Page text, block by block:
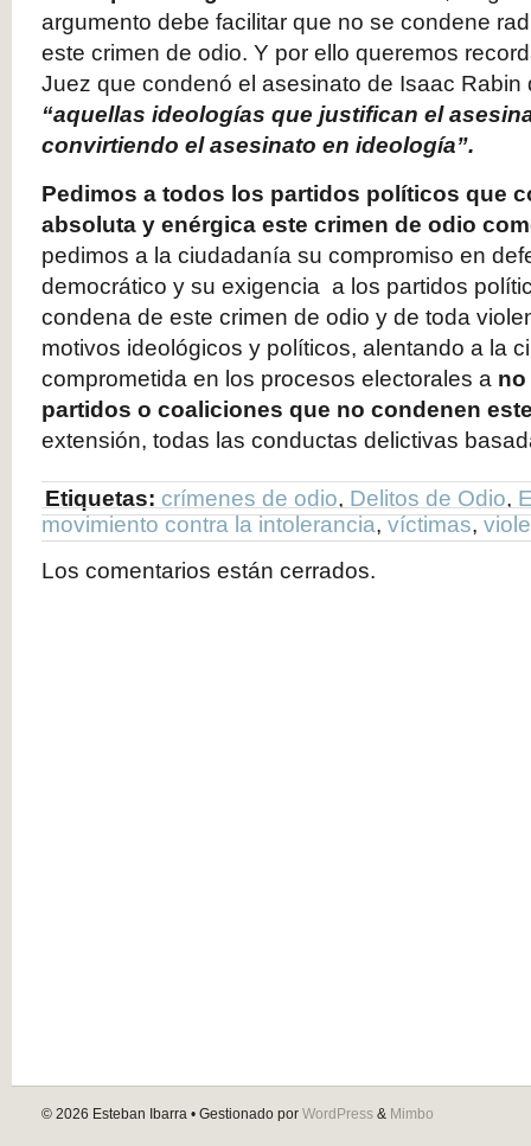
argumento debe facilitar que no se condene
este crimen de odio. Y por ello queremos
Juez que condenó el asesinato de Isaac Rabin
“aquellas ideologías que justifican el
convirtiendo el asesinato en ideología”.
Pedimos a todos los partidos políticos que
absoluta y enérgica este crimen de odio
pedimos a la ciudadanía su compromiso en
democrático y su exigencia a los partidos
condena de este crimen de odio y de toda
motivos ideológicos y políticos, alentando a la
comprometida en los procesos electorales a no
partidos o coaliciones que no condenen
extensión, todas las conductas delictivas
Etiquetas: crímenes de odio, Delitos de Odio,
movimiento contra la intolerancia, víctimas,
Los comentarios están cerrados.
© 2026 Esteban Ibarra • Gestionado por WordPress & Mimbo